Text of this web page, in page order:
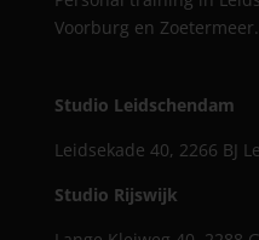
Voorburg en Zoetermeer.
Studio Leidschendam
Leidsekade 40, 2266 BJ
Studio Rijswijk